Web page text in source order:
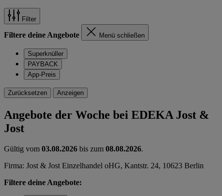
Filter
Filtere deine Angebote Menü schließen
Superknüller
PAYBACK
App-Preis
Zurücksetzen Anzeigen
Angebote der Woche bei EDEKA Jost &
Jost
Gültig vom 03.08.2026 bis zum 08.08.2026.
Firma: Jost & Jost Einzelhandel oHG, Kantstr. 24, 10623 Berlin
Filtere deine Angebote: